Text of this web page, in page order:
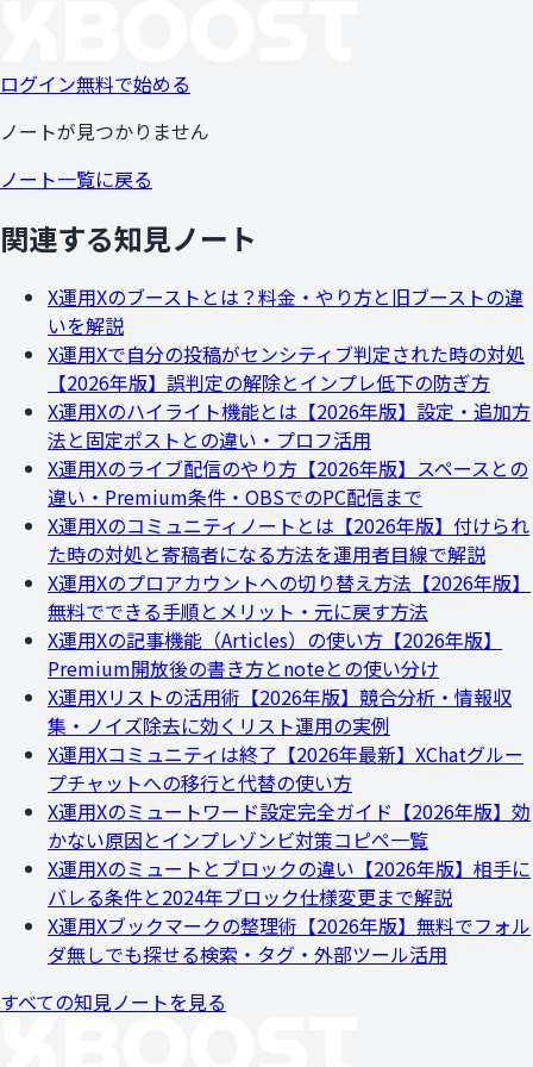
ログイン無料で始める
ノートが見つかりません
ノート一覧に戻る
関連する知見ノート
X運用Xのブーストとは？料金・やり方と旧ブーストの違
いを解説
X運用Xで自分の投稿がセンシティブ判定された時の対処
【2026年版】誤判定の解除とインプレ低下の防ぎ方
X運用Xのハイライト機能とは【2026年版】設定・追加方
法と固定ポストとの違い・プロフ活用
X運用Xのライブ配信のやり方【2026年版】スペースとの
違い・Premium条件・OBSでのPC配信まで
X運用Xのコミュニティノートとは【2026年版】付けられ
た時の対処と寄稿者になる方法を運用者目線で解説
X運用Xのプロアカウントへの切り替え方法【2026年版】
無料でできる手順とメリット・元に戻す方法
X運用Xの記事機能（Articles）の使い方【2026年版】
Premium開放後の書き方とnoteとの使い分け
X運用Xリストの活用術【2026年版】競合分析・情報収
集・ノイズ除去に効くリスト運用の実例
X運用Xコミュニティは終了【2026年最新】XChatグルー
プチャットへの移行と代替の使い方
X運用Xのミュートワード設定完全ガイド【2026年版】効
かない原因とインプレゾンビ対策コピペ一覧
X運用Xのミュートとブロックの違い【2026年版】相手に
バレる条件と2024年ブロック仕様変更まで解説
X運用Xブックマークの整理術【2026年版】無料でフォル
ダ無しでも探せる検索・タグ・外部ツール活用
すべての知見ノートを見る